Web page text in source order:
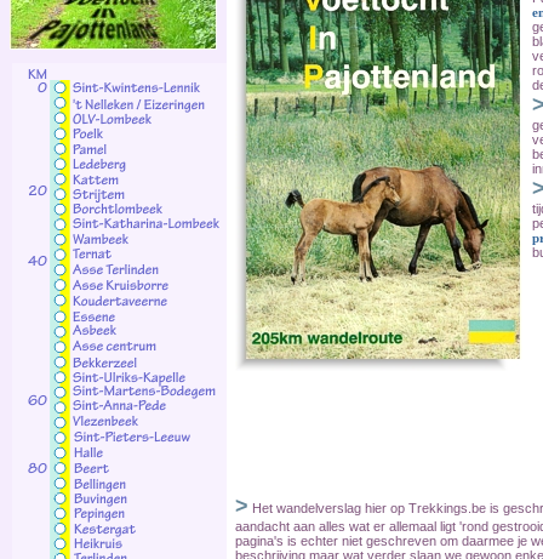
> Het wandelverslag hier op Trekkings.be is
aandacht aan alles wat er allemaal ligt 'rond
pagina's is echter niet geschreven om daarmee je
beschrijving maar wat verder slaan we gewoon